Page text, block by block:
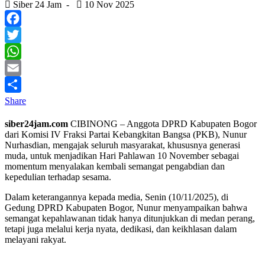
Siber 24 Jam - 10 Nov 2025
Facebook
Twitter
WhatsApp
Email
Share
siber24jam.com CIBINONG – Anggota DPRD Kabupaten Bogor
dari Komisi IV Fraksi Partai Kebangkitan Bangsa (PKB), Nunur
Nurhasdian, mengajak seluruh masyarakat, khususnya generasi
muda, untuk menjadikan Hari Pahlawan 10 November sebagai
momentum menyalakan kembali semangat pengabdian dan
kepedulian terhadap sesama.
Dalam keterangannya kepada media, Senin (10/11/2025), di
Gedung DPRD Kabupaten Bogor, Nunur menyampaikan bahwa
semangat kepahlawanan tidak hanya ditunjukkan di medan perang,
tetapi juga melalui kerja nyata, dedikasi, dan keikhlasan dalam
melayani rakyat.